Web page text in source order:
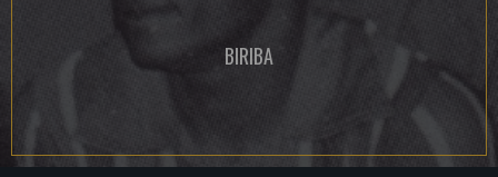
BIRIBA